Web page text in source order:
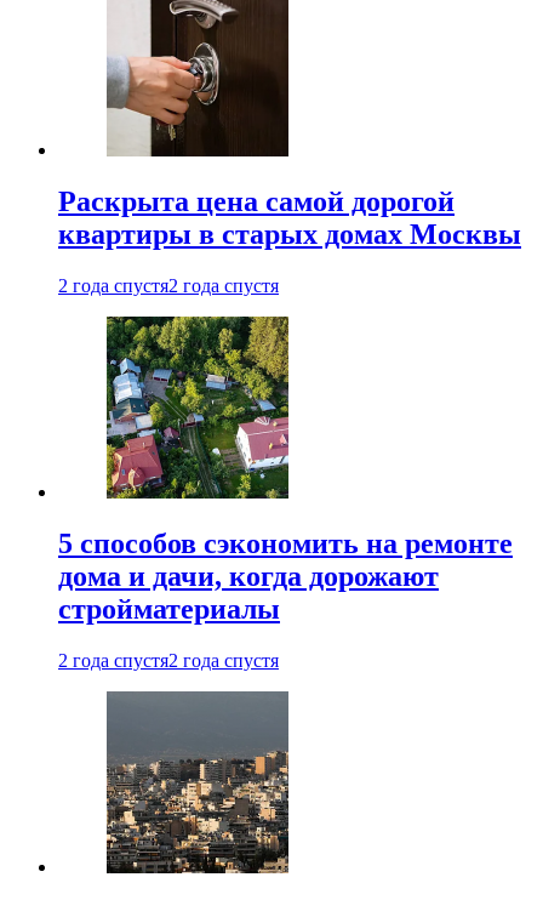
Раскрыта цена самой дорогой
квартиры в старых домах Москвы
2 года спустя2 года спустя
5 способов сэкономить на ремонте
дома и дачи, когда дорожают
стройматериалы
2 года спустя2 года спустя